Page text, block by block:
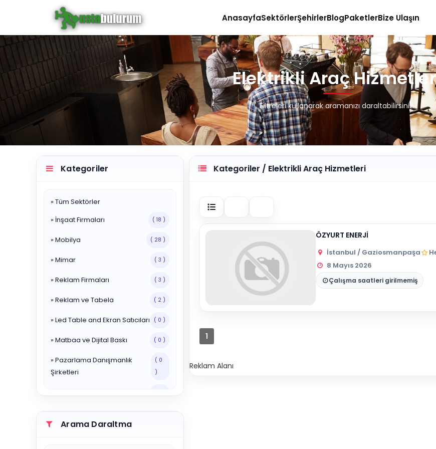
AnasayfaSektörlerŞehirlerBlogPaketlerBize Ulaşın
Elektrikli Araç
Filtreleri kullanarak aramanızı daraltabilirsiniz.
Kategoriler
» Tüm Sektörler
» İnşaat Firmaları
( 18 )
» Mobilya ( 28 )
» Mimar ( 3 )
» Reklam Firmaları ( 3 )
» Reklam ve Tabela ( 2 )
» Led Table and Ekran Satıcıları ( 0 )
» Matbaa ve Dijital Baskı ( 0 )
» Pazarlama Danışmanlık
Şirketleri
( 0
)
Arama Daraltma
Kategoriler / Elektrikli Araç Hizmetleri
ÖZYURT ENERJİ
İstanbul / Gaziosmanpaşa
8 Mayıs 2026
Çalışma saatleri girilmemiş
1
Reklam Alanı